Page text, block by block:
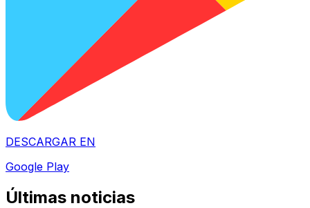
DESCARGAR EN
Google Play
Últimas noticias